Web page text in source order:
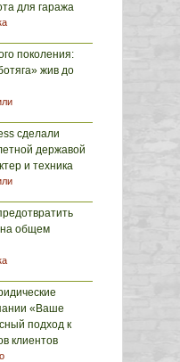
для гаража
поколения:
жив до
сделали
державой
и техника
общем
«Ваше
подход к
клиентов